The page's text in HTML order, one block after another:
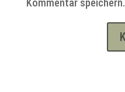
Kommentar speichern.